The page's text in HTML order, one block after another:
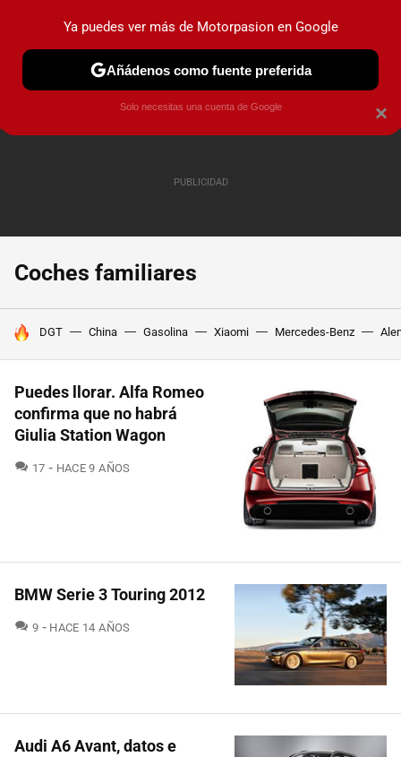
PRUEBAS COCHES ELÉCTRICOS OBSERVATORIO
Coches familiares
HOY SE HABLA DE
DGT China Gasolina Xiaomi Mercedes-Benz
Puedes llorar. Alfa Romeo
confirma que no habrá
Giulia Station Wagon
17 COMENTARIOS
HACE 9 AÑOS
BMW Serie 3 Touring 2012
9 COMENTARIOS
HACE 14 AÑOS
Audi A6 Avant, datos e
×
Ya puedes ver más de Motorpasion en Google
Añádenos como fuente preferida
Solo necesitas una cuenta de Google